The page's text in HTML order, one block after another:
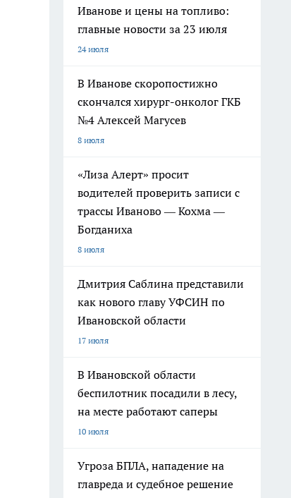
Иванове и цены на топливо:
главные новости за 23 июля
24 июля
В Иванове скоропостижно
скончался хирург-онколог ГКБ
№4 Алексей Магусев
8 июля
«Лиза Алерт» просит
водителей проверить записи с
трассы Иваново — Кохма —
Богданиха
8 июля
Дмитрия Саблина представили
как нового главу УФСИН по
Ивановской области
17 июля
В Ивановской области
беспилотник посадили в лесу,
на месте работают саперы
10 июля
Угроза БПЛА, нападение на
главреда и судебное решение